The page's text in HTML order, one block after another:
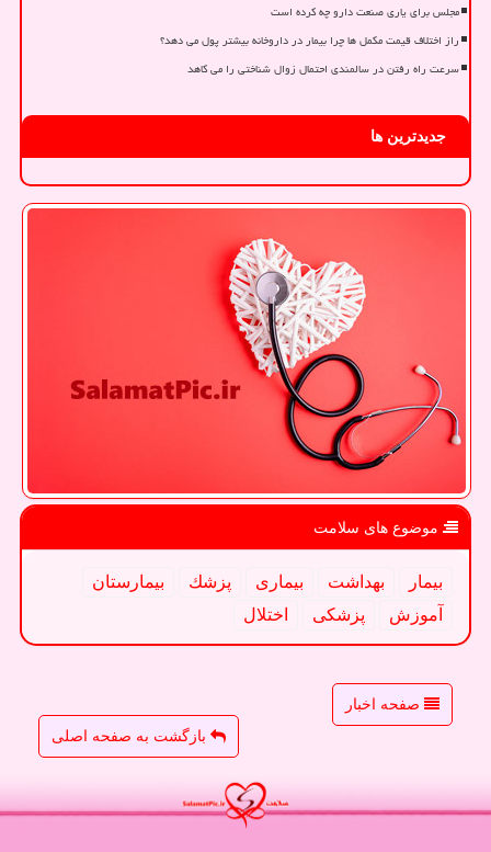
مجلس برای یاری صنعت دارو چه کرده است
راز اختلاف قیمت مکمل ها چرا بیمار در داروخانه بیشتر پول می دهد؟
سرعت راه رفتن در سالمندی احتمال زوال شناختی را می کاهد
جدیدترین ها
موضوع های سلامت
بیمار بهداشت بیماری پزشك
بیمارستان
آموزش
پزشكی اختلال
صفحه اخبار
بازگشت به صفحه اصلی